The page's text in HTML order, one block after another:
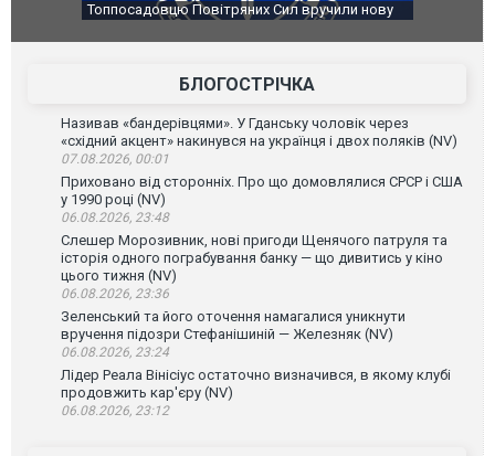
Сили оборони уразили Ярославський НПЗ:
атаку. ВІДЕО
Неймар
БЛОГОСТРІЧКА
Називав «бандерівцями». У Гданську чоловік через
«східний акцент» накинувся на українця і двох поляків (NV)
07.08.2026, 00:01
Приховано від сторонніх. Про що домовлялися СРСР і США
у 1990 році (NV)
06.08.2026, 23:48
Слешер Морозивник, нові пригоди Щенячого патруля та
історія одного пограбування банку — що дивитись у кіно
цього тижня (NV)
06.08.2026, 23:36
Зеленський та його оточення намагалися уникнути
вручення підозри Стефанішиній — Железняк (NV)
06.08.2026, 23:24
Лідер Реала Вінісіус остаточно визначився, в якому клубі
продовжить кар'єру (NV)
06.08.2026, 23:12